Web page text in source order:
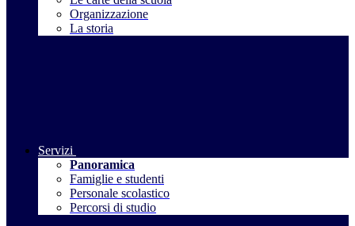
Organizzazione
La storia
Servizi
Panoramica
Famiglie e studenti
Personale scolastico
Percorsi di studio